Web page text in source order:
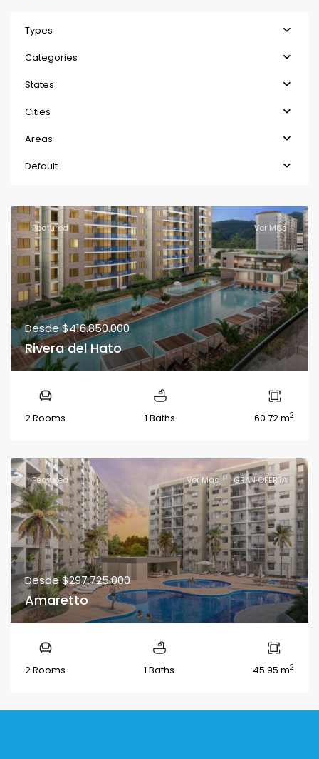
Types
Categories
States
Cities
Areas
Default
Featured Ver Más
Desde$416.850.000
Rivera del Hato
2 Rooms 1 Baths 60.72 m2
Featured Ver Más GRAN OFERTA
Desde$297.725.000
Amaretto
2 Rooms 1 Baths 45.95 m2